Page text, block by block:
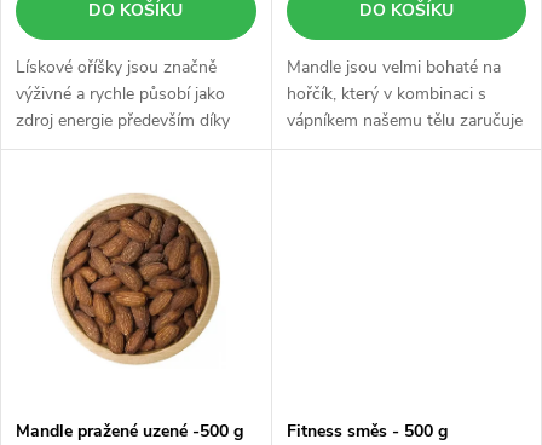
d
u
o
d
u
DO KOŠÍKU
Lískové oříšky jsou značně
výživné a rychle působí jako
zdroj energie především díky
vysokému obsahu bílkovin a
DO KOŠÍKU
Mandle jsou velmi bohaté na
hořčík, který v kombinaci s
vápníkem našemu tělu zaručuje
pevnost nehtů, vlasů a zdravou
Mandle pražené uzené -500 g Fitness směs - 500 g